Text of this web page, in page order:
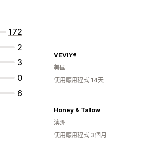
172
2
3
0
6
VEVIY®
美國
使用應用程式 14天
Honey & Tallow
澳洲
使用應用程式 3個月